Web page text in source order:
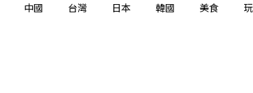
中國 台灣 日本 韓國 美食